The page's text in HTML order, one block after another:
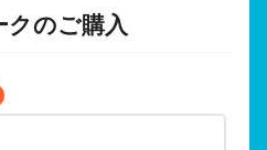
クのご購入